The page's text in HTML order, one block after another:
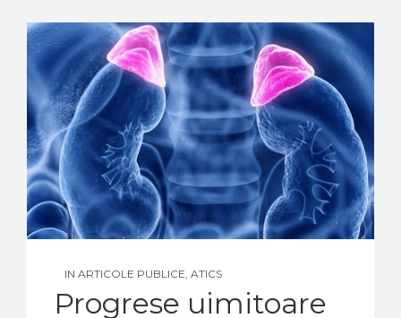
IN ARTICOLE PUBLICE, ATICS
Progrese uimitoare